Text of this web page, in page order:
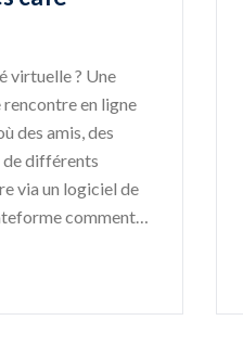
virtuelle ? Une
en ligne
des amis, des
de différents
via un logiciel de
comment…